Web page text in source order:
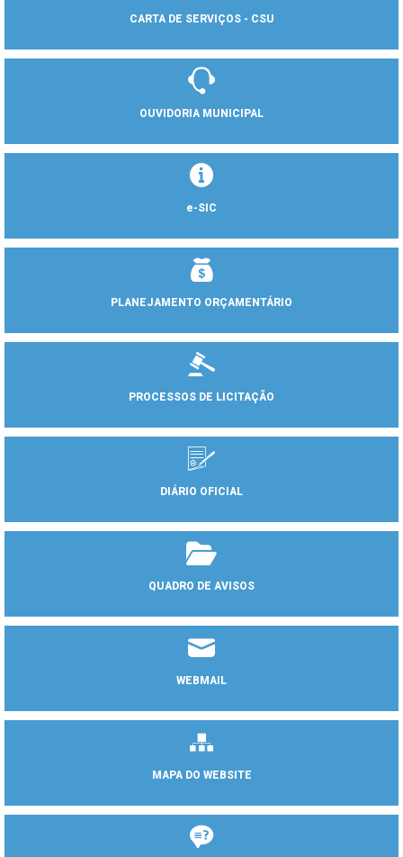
CARTA DE SERVIÇOS - CSU
OUVIDORIA MUNICIPAL
e-SIC
PLANEJAMENTO ORÇAMENTÁRIO
PROCESSOS DE LICITAÇÃO
DIÁRIO OFICIAL
QUADRO DE AVISOS
WEBMAIL
MAPA DO WEBSITE